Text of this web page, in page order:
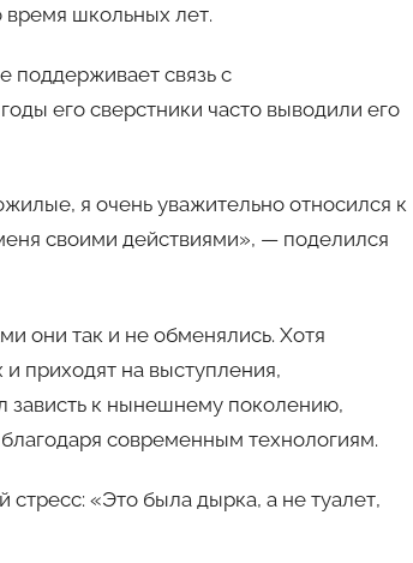
время школьных лет.
поддерживает связь с
его сверстники часто выводили его
я очень уважительно относился к
своими действиями», — поделился
они так и не обменялись. Хотя
и приходят на выступления,
зависть к нынешнему поколению,
современным технологиям.
«Это была дырка, а не туалет,